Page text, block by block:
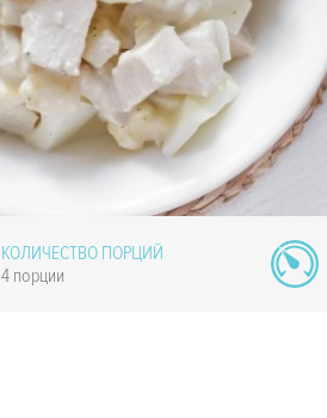
КОЛИЧЕСТВО ПОРЦИЙ
4 порции